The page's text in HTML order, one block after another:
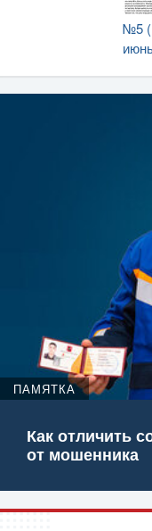
№5
ПАМЯТКА
Как отличить
от мошенника